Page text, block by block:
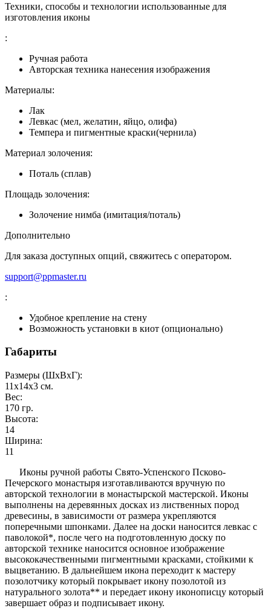
Техники, способы и технологии использованные для
изготовления иконы
:
Ручная работа
Авторская техника нанесения изображения
Материалы:
Лак
Левкас (мел, желатин, яйцо, олифа)
Темпера и пигментные краски(чернила)
Материал золочения:
Поталь (сплав)
Площадь золочения:
Золочение нимба (имитация/поталь)
Дополнительно
Для заказа доступных опций, свяжитесь с оператором.
support@ppmaster.ru
:
Удобное крепление на стену
Возможность установки в киот (опционально)
Габариты
Размеры (ШxВxГ):
11x14x3 см.
Вес:
170 гр.
Высота:
14
Ширина:
11
Иконы ручной работы Свято-Успенского Псково-
Печерского монастыря изготавливаются вручную по
авторской технологии в монастырской мастерской. Иконы
выполнены на деревянных досках из лиственных пород
древесины, в зависимости от размера укрепляются
поперечными шпонками. Далее на доски наносится левкас с
паволокой*, после чего на подготовленную доску по
авторской технике наносится основное изображение
высококачественными пигментными красками, стойкими к
выцветанию. В дальнейшем икона переходит к мастеру
позолотчику который покрывает икону позолотой из
натурального золота** и передает икону иконописцу который
завершает образ и подписывает икону.